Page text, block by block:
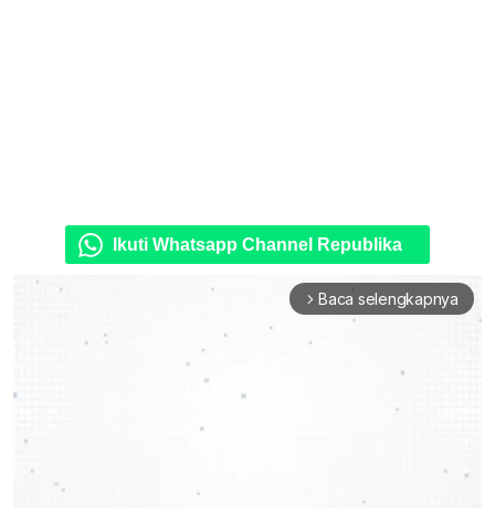
Ikuti Whatsapp Channel Republika
arrow_forward_ios Baca selengkapnya